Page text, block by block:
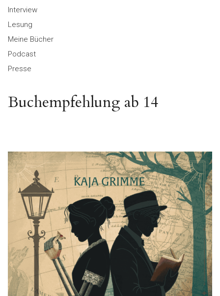
Interview
Lesung
Meine Bücher
Podcast
Presse
Buchempfehlung ab 14